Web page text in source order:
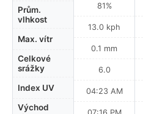
Prům.
vlhkost
Max. vítr
Celkové
srážky
Index UV
Východ
81%
13.0 kph
0.1 mm
6.0
04:23 AM
07:16 PM